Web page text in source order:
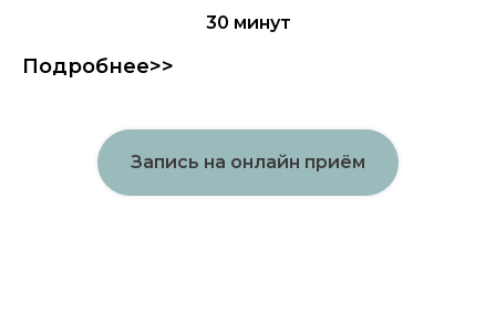
30 минут
Подробнее>>
Запись на онлайн приём